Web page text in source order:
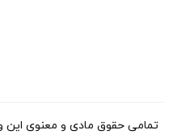
تمامی حقوق مادی و معنوی